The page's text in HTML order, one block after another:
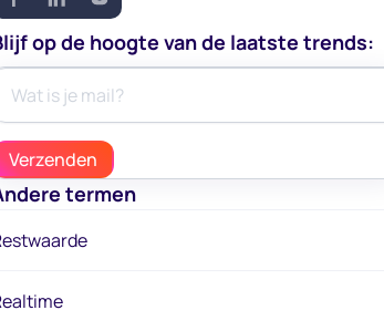
op de hoogte van de laatste trends:
termen